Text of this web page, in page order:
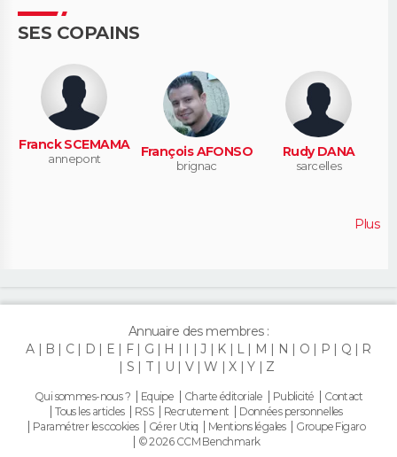
SES COPAINS
Franck SCEMAMA
annepont François AFONSO
brignac
Rudy DANA
sarcelles
Plus
Annuaire des membres :
A
B C D E F G H I J K L M N O P Q
R
S
T U V W X Y Z
Qui sommes-nous ? Equipe Charte éditoriale Publicité
Contact
Tous les articles
RSS Recrutement
Données personnelles
Paramétrer les cookies
Gérer Utiq Mentions légales
Groupe Figaro
© 2026 CCM Benchmark